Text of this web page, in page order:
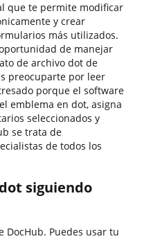
que te permite modificar
y crear
más utilizados.
de manejar
de archivo dot de
preocuparte por leer
porque el software
emblema en dot, asigna
seleccionados y
se trata de
de todos los
siguiendo
Puedes usar tu